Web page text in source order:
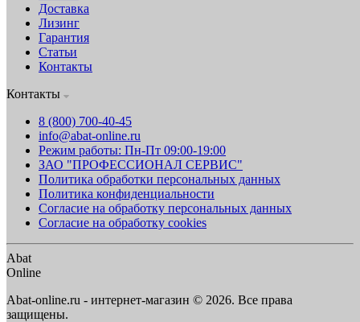
Доставка
Лизинг
Гарантия
Статьи
Контакты
Контакты
8 (800) 700-40-45
info@abat-online.ru
Режим работы: Пн-Пт 09:00-19:00
ЗАО "ПРОФЕССИОНАЛ СЕРВИС"
Политика обработки персональных данных
Политика конфиденциальности
Согласие на обработку персональных данных
Согласие на обработку cookies
Abat
Online
Abat-online.ru - интернет-магазин © 2026. Все права
защищены.